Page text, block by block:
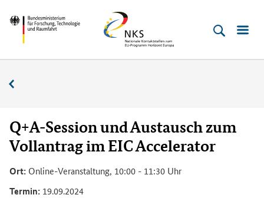
zum
Inhalt
(Eingabetaste)
zum
Hauptmenu
(Eingabetaste)
zur
Suche
(Eingabetaste)
zur
Fußleiste
(Enter)
Bundesministerium
Technologie
Raumfahrt
Horizont
Europa
Q+A-Session und Austausch zum
Vollantrag im EIC Accelerator
Ort: Online-Veranstaltung, 10:00 - 11:30 Uhr
Termin: 19.09.2024